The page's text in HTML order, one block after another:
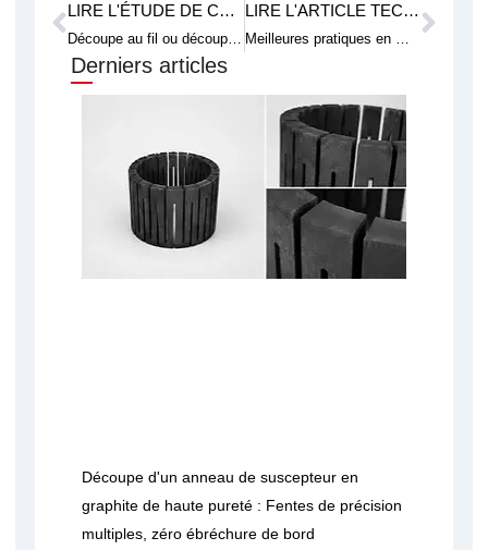
Prévenir LIRE L'ÉTUDE DE CAS PRÉCÉDENTE
Découpe au fil ou découpe laser : laquelle offre la meilleure précision ?
LIRE L'ARTICLE TECHNIQUE SUIVANT
Meilleures pratiques en matière d'entretien et de remplacement des câbles
Derniers articles
Découpe d'un anneau de suscepteur en
graphite de haute pureté : Fentes de précision
multiples, zéro ébréchure de bord